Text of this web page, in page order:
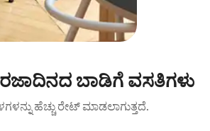
ಬಾಡಿಗೆ ವಸತಿಗಳು
ಹೆಚ್ಚು ರೇಟ್ ಮಾಡಲಾಗುತ್ತದೆ.